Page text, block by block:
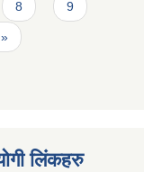
8 9
लिंकहरु